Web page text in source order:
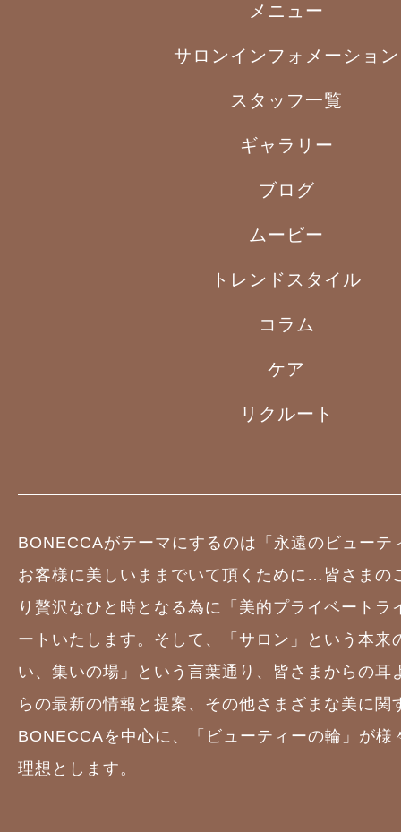
メニュー
サロンインフォメーション
スタッフ一覧
ギャラリー
ブログ
ムービー
トレンドスタイル
コラム
ケア
リクルート
BONECCAがテーマにするのは「永遠のビューテ
お客様に美しいままでいて頂くために…皆さまの
り贅沢なひと時となる為に「美的プライベートラ
ートいたします。そして、「サロン」という本来
い、集いの場」という言葉通り、皆さまからの耳
らの最新の情報と提案、その他さまざまな美に関
BONECCAを中心に、「ビューティーの輪」が様
理想とします。